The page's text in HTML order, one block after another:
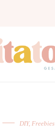
DIY, Freebies